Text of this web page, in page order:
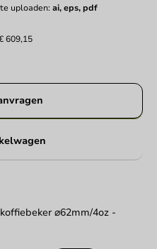
uploaden: ai, eps, pdf
609,15
⌀62mm/4oz -